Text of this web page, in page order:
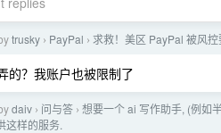
trusky › PayPal › 求救！美区 PayPal 被风
的？我账户也被限制了
daiv › 问与答 › 想要一个 ai 写作助手, (例如
这样的服务.